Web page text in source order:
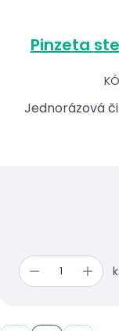
Jednorázová